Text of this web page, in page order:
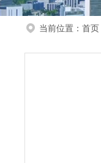
当前位置： 首页